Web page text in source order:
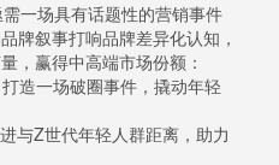
一场具有话题性的营销事件
牌叙事打响品牌差异化认知，
，赢得中高端市场份额：
造一场破圈事件，撬动年轻
与Z世代年轻人群距离，助力